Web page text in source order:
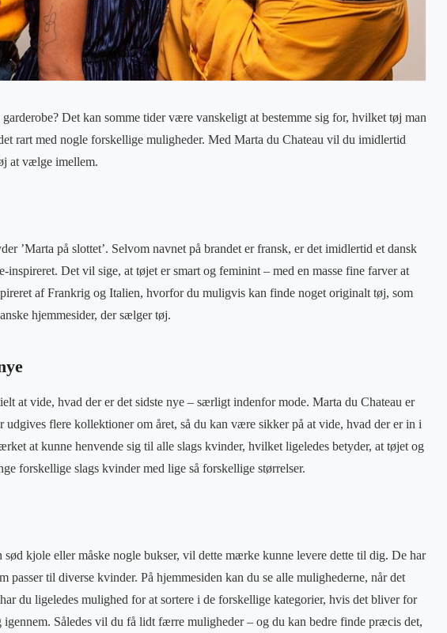
Det kan somme tider være vanskeligt at bestemme sig for, hvilket tøj man
rart med nogle forskellige muligheder. Med Marta du Chateau vil du imidlertid
at vælge imellem.
’Marta på slottet’. Selvom navnet på brandet er fransk, er det imidlertid et dansk
Det vil sige, at tøjet er smart og feminint – med en masse fine farver at
af Frankrig og Italien, hvorfor du muligvis kan finde noget originalt tøj, som
hjemmesider, der sælger tøj.
at vide, hvad der er det sidste nye – særligt indenfor mode. Marta du Chateau er
flere kollektioner om året, så du kan være sikker på at vide, hvad der er in i
at kunne henvende sig til alle slags kvinder, hvilket ligeledes betyder, at tøjet og
forskellige slags kvinder med lige så forskellige størrelser.
sød kjole eller måske nogle bukser, vil dette mærke kunne levere dette til dig. De har
passer til diverse kvinder. På hjemmesiden kan du se alle mulighederne, når det
du ligeledes mulighed for at sortere i de forskellige kategorier, hvis det bliver for
Således vil du få lidt færre muligheder – og du kan bedre finde præcis det,